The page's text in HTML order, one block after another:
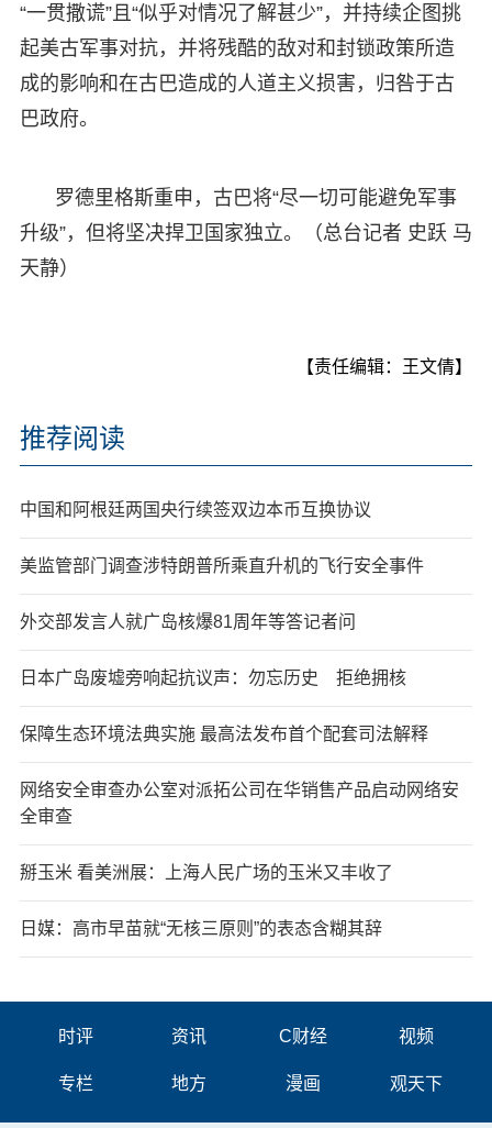
“一贯撒谎”且“似乎对情况了解甚少”，并持续企图挑
起美古军事对抗，并将残酷的敌对和封锁政策所造
成的影响和在古巴造成的人道主义损害，归咎于古
巴政府。
罗德里格斯重申，古巴将“尽一切可能避免军事
升级”，但将坚决捍卫国家独立。（总台记者 史跃 马
天静）
【责任编辑：王文倩】
推荐阅读
中国和阿根廷两国央行续签双边本币互换协议
美监管部门调查涉特朗普所乘直升机的飞行安全事件
外交部发言人就广岛核爆81周年等答记者问
日本广岛废墟旁响起抗议声：勿忘历史 拒绝拥核
保障生态环境法典实施 最高法发布首个配套司法解释
网络安全审查办公室对派拓公司在华销售产品启动网络安
全审查
掰玉米 看美洲展：上海人民广场的玉米又丰收了
日媒：高市早苗就“无核三原则”的表态含糊其辞
时评 资讯 C财经 视频
专栏 地方 漫画 观天下